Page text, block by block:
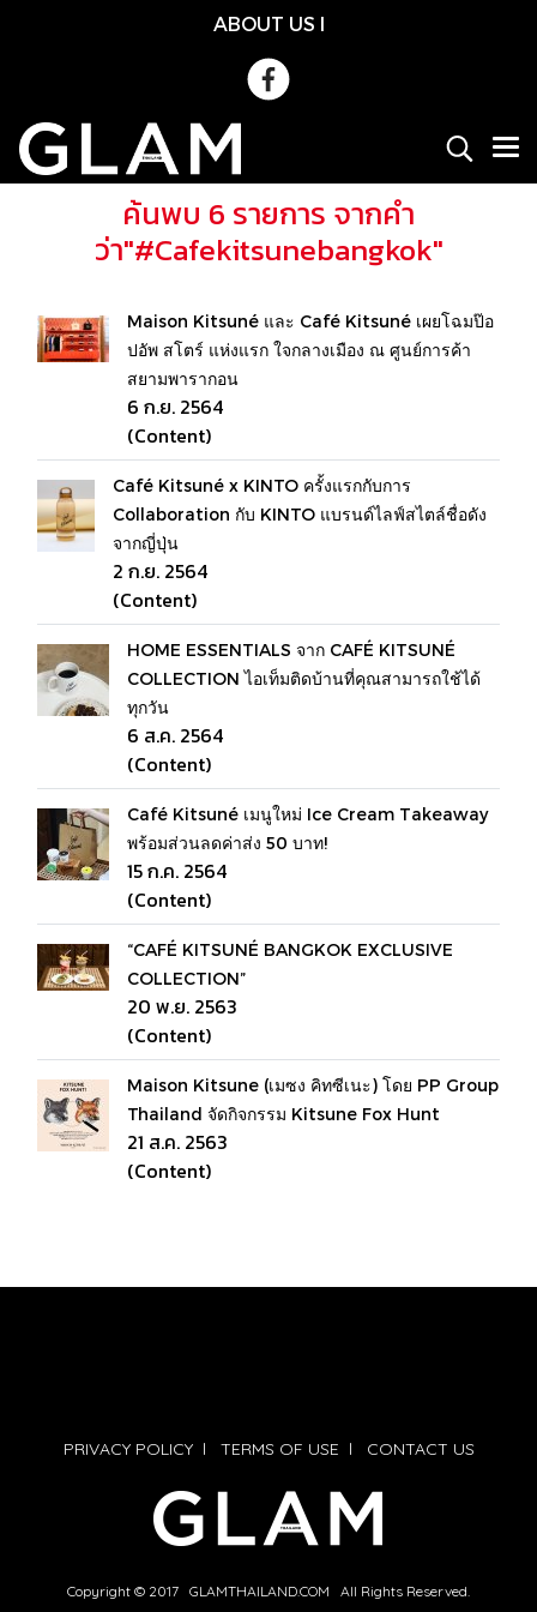
ABOUT US l
ค้นพบ 6 รายการ จากคำ
ว่า"#Cafekitsunebangkok"
Maison Kitsuné และ Café Kitsuné เผยโฉมป๊อ
ปอัพ สโตร์ แห่งแรก ใจกลางเมือง ณ ศูนย์การค้า
สยามพารากอน
6 ก.ย. 2564
(Content)
Café Kitsuné x KINTO ครั้งแรกกับการ
Collaboration กับ KINTO แบรนด์ไลฟ์สไตล์ชื่อดัง
จากญี่ปุ่น
2 ก.ย. 2564
(Content)
HOME ESSENTIALS จาก CAFÉ KITSUNÉ
COLLECTION ไอเท็มติดบ้านที่คุณสามารถใช้ได้
ทุกวัน
6 ส.ค. 2564
(Content)
Café Kitsuné เมนูใหม่ Ice Cream Takeaway
พร้อมส่วนลดค่าส่ง 50 บาท!
15 ก.ค. 2564
(Content)
“CAFÉ KITSUNÉ BANGKOK EXCLUSIVE
COLLECTION”
20 พ.ย. 2563
(Content)
Maison Kitsune (เมซง คิทซีเนะ) โดย PP Group
Thailand จัดกิจกรรม Kitsune Fox Hunt
21 ส.ค. 2563
(Content)
PRIVACY POLICYl TERMS OF USE l CONTACT US
Copyright © 2017 GLAMTHAILAND.COM All Rights Reserved.